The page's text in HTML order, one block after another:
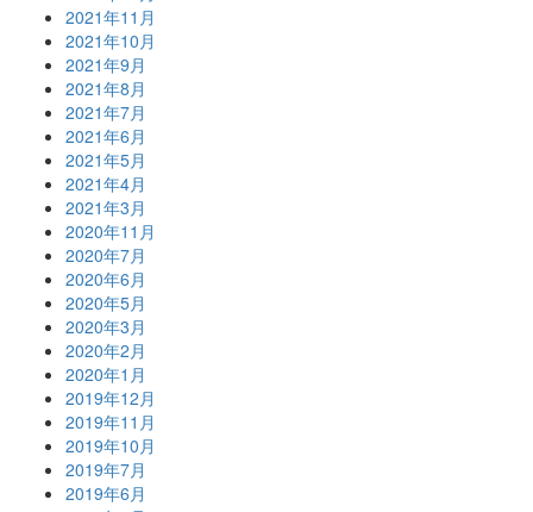
2021年11月
2021年10月
2021年9月
2021年8月
2021年7月
2021年6月
2021年5月
2021年4月
2021年3月
2020年11月
2020年7月
2020年6月
2020年5月
2020年3月
2020年2月
2020年1月
2019年12月
2019年11月
2019年10月
2019年7月
2019年6月